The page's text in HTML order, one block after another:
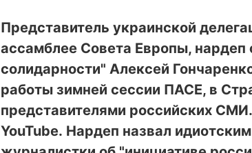
Представитель украинской
ассамблее Совета Европы, нардеп
солидарности" Алексей
работы зимней сессии ПАСЕ, в
представителями российских
YouTube. Нардеп назвал